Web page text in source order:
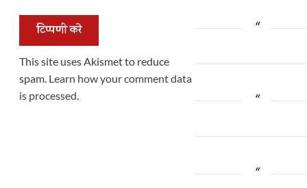
This site uses Akismet to reduce
spam. Learn how your comment data
is processed.